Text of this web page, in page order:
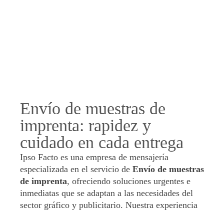
Envío de muestras de
imprenta: rapidez y
cuidado en cada entrega
Ipso Facto es una empresa de mensajería
especializada en el servicio de Envío de muestras
de imprenta, ofreciendo soluciones urgentes e
inmediatas que se adaptan a las necesidades del
sector gráfico y publicitario. Nuestra experiencia